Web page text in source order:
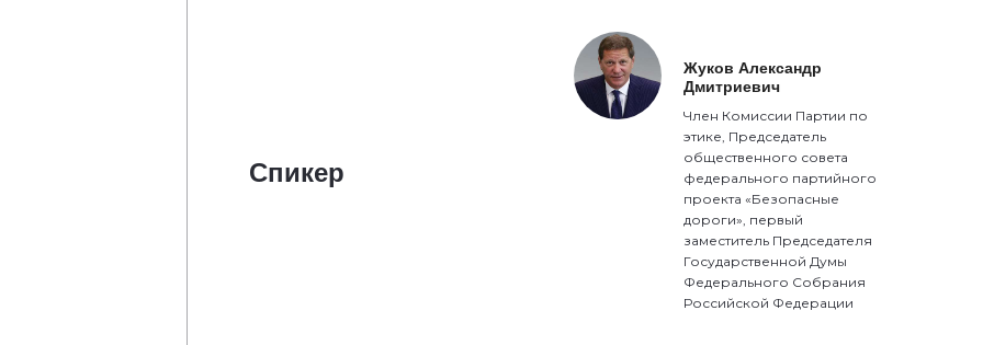
Спикер
Жуков Александр
Дмитриевич
Член Комиссии Партии по
этике, Председатель
общественного совета
федерального партийного
проекта «Безопасные
дороги», первый
заместитель Председателя
Государственной Думы
Федерального Собрания
Российской Федерации